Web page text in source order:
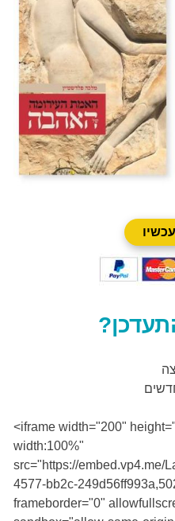
<iframe width="200"
width:100%"
src="https://embed.vp4.me/
4577-bb2c-
frameborder="0"